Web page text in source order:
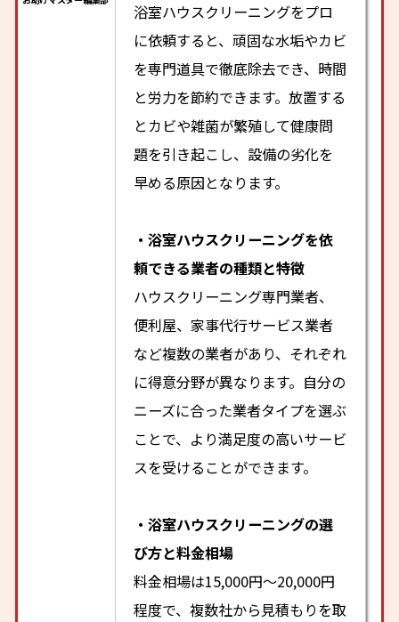
浴室ハウスクリーニングをプロ
に依頼すると、頑固な水垢やカビ
を専門道具で徹底除去でき、時間
と労力を節約できます。放置する
とカビや雑菌が繁殖して健康問
題を引き起こし、設備の劣化を
早める原因となります。
・浴室ハウスクリーニングを依
頼できる業者の種類と特徴
ハウスクリーニング専門業者、
便利屋、家事代行サービス業者
など複数の業者があり、それぞれ
に得意分野が異なります。自分の
ニーズに合った業者タイプを選ぶ
ことで、より満足度の高いサービ
スを受けることができます。
・浴室ハウスクリーニングの選
び方と料金相場
料金相場は15,000円〜20,000円
程度で、複数社から見積もりを取